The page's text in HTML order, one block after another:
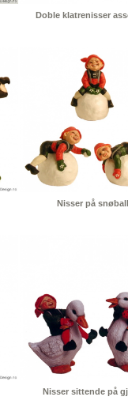
Doble klatrenisser
Nisser på snøball
Nisser sittende på